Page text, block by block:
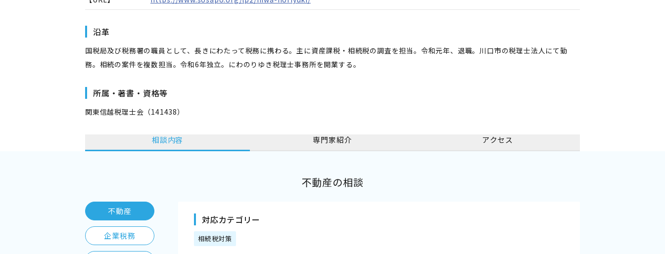
沿革
国税局及び税務署の職員として、長きにわたって税務に携わる。主に資産課税・相続税の調査を担当。令和元年、退職。川口市の税理士法人にて勤
務。相続の案件を複数担当。令和6年独立。にわのりゆき税理士事務所を開業する。
所属・著書・資格等
関東信越税理士会（141438）
相談内容 専門家紹介 アクセス
不動産の相談
不動産
企業税務
対応カテゴリー
相続税対策